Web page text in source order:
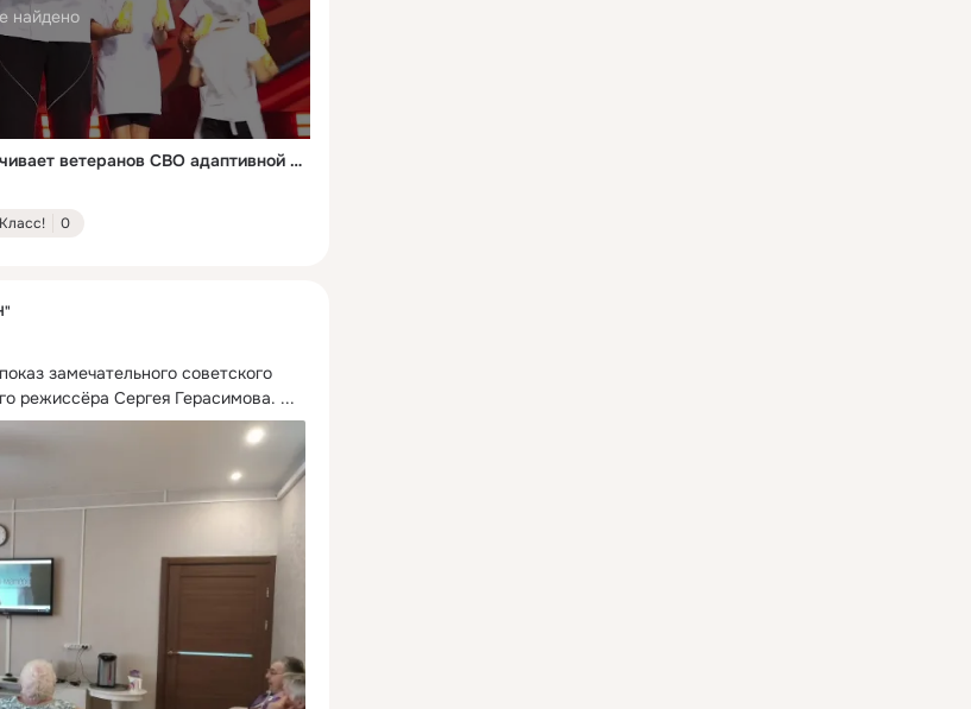
найдено
Фонд Защитники Отечества обеспечивает ветеранов СВО адаптивной одеждой
Класс! 0
замечательного советского
режиссёра Сергея Герасимова. ...